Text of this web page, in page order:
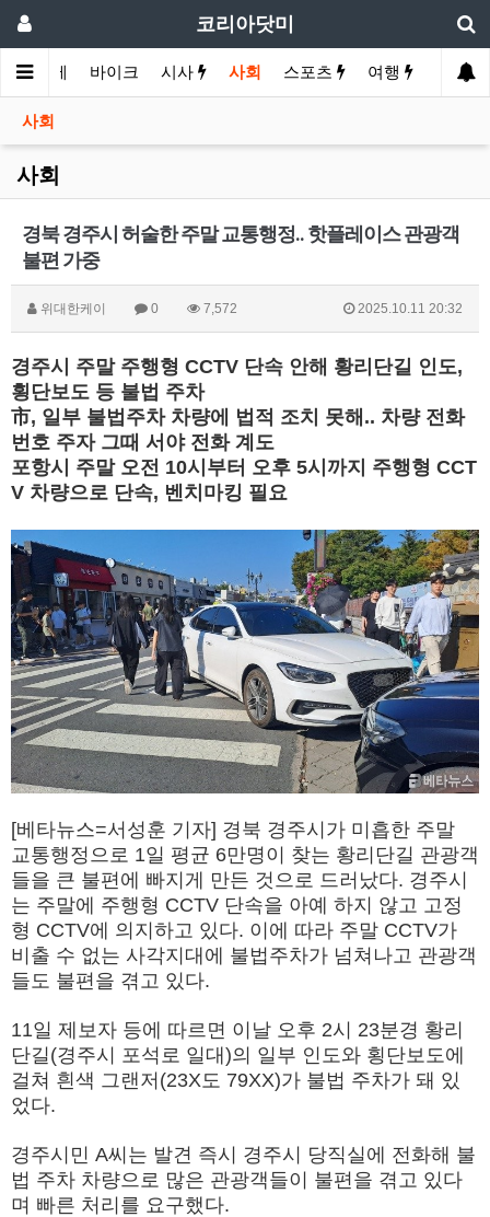
코리아닷미
경제 바이크 시사 사회 스포츠 여행 유머
사회
사회
경북 경주시 허술한 주말 교통행정.. 핫플레이스 관광객
불편 가중
위대한케이 0 7,572 2025.10.11 20:32
경주시 주말 주행형 CCTV 단속 안해 황리단길 인도,
횡단보도 등 불법 주차
市, 일부 불법주차 차량에 법적 조치 못해.. 차량 전화
번호 주자 그때 서야 전화 계도
포항시 주말 오전 10시부터 오후 5시까지 주행형 CCT
V 차량으로 단속, 벤치마킹 필요
[베타뉴스=서성훈 기자] 경북 경주시가 미흡한 주말
교통행정으로 1일 평균 6만명이 찾는 황리단길 관광객
들을 큰 불편에 빠지게 만든 것으로 드러났다. 경주시
는 주말에 주행형 CCTV 단속을 아예 하지 않고 고정
형 CCTV에 의지하고 있다. 이에 따라 주말 CCTV가
비출 수 없는 사각지대에 불법주차가 넘쳐나고 관광객
들도 불편을 겪고 있다.
11일 제보자 등에 따르면 이날 오후 2시 23분경 황리
단길(경주시 포석로 일대)의 일부 인도와 횡단보도에
걸쳐 흰색 그랜저(23X도 79XX)가 불법 주차가 돼 있
었다.
경주시민 A씨는 발견 즉시 경주시 당직실에 전화해 불
법 주차 차량으로 많은 관광객들이 불편을 겪고 있다
며 빠른 처리를 요구했다.